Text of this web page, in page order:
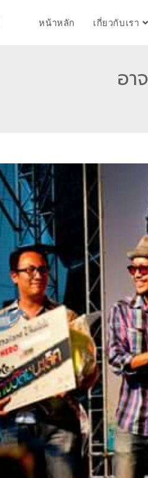
หน้าหลัก เกี่ยวกับเรา
อา